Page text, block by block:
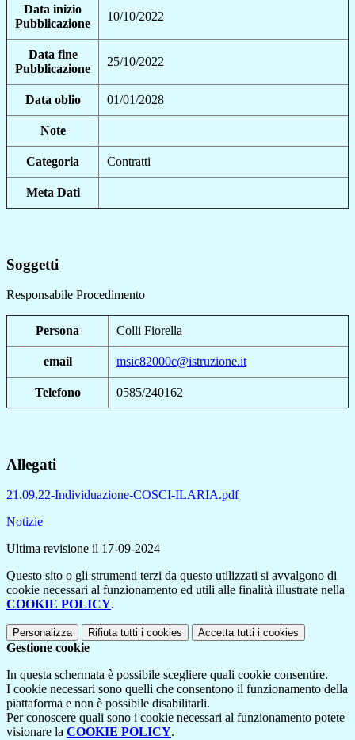
Data inizio
Pubblicazione
10/10/2022
Data fine
Pubblicazione
25/10/2022
Data oblio 01/01/2028
Note
Categoria Contratti
Meta Dati
Soggetti
Responsabile Procedimento
Persona Colli Fiorella
email msic82000c@istruzione.it
Telefono 0585/240162
Allegati
21.09.22-Individuazione-COSCI-ILARIA.pdf
Notizie
Ultima revisione il 17-09-2024
Questo sito o gli strumenti terzi da questo utilizzati si avvalgono di
cookie necessari al funzionamento ed utili alle finalità illustrate nella
COOKIE POLICY.
Personalizza Rifiuta tutti i cookies Accetta tutti i cookies
Gestione cookie
In questa schermata è possibile scegliere quali cookie consentire.
I cookie necessari sono quelli che consentono il funzionamento della
piattaforma e non è possibile disabilitarli.
Per conoscere quali sono i cookie necessari al funzionamento potete
visionare la COOKIE POLICY.